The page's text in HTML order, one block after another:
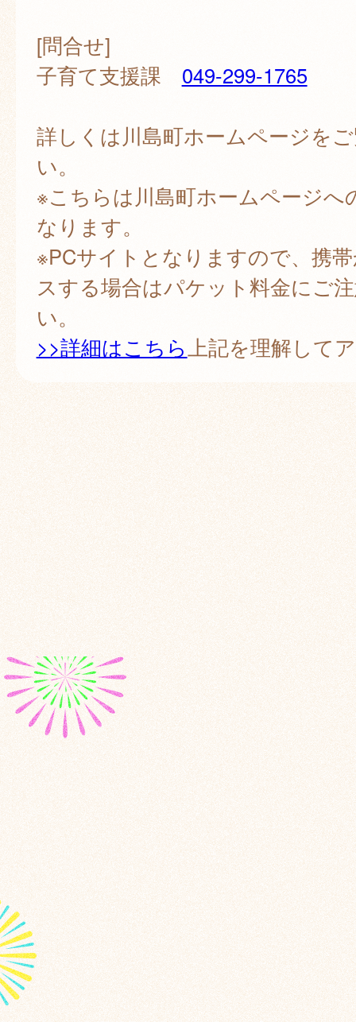
[問合せ]
子育て支援課 049-299-1765
詳しくは川島町ホームページを
い。
※こちらは川島町ホームページへ
なります。
※PCサイトとなりますので、携
スする場合はパケット料金にご
い。
>>詳細はこちら上記を理解して